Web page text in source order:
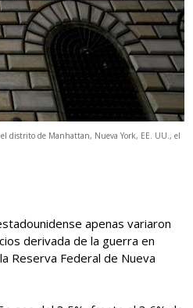
el distrito de Manhattan, Nueva York, EE. UU., el
apenas variaron
derivada de la ‌guerra en
Reserva Federal de Nueva